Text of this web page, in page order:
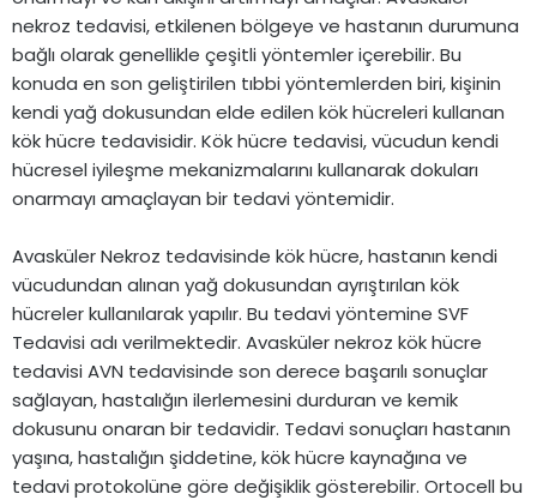
nekroz tedavisi, etkilenen bölgeye ve hastanın durumuna
bağlı olarak genellikle çeşitli yöntemler içerebilir. Bu
konuda en son geliştirilen tıbbi yöntemlerden biri, kişinin
kendi yağ dokusundan elde edilen kök hücreleri kullanan
kök hücre tedavisidir. Kök hücre tedavisi, vücudun kendi
hücresel iyileşme mekanizmalarını kullanarak dokuları
onarmayı amaçlayan bir tedavi yöntemidir.
Avasküler Nekroz tedavisinde kök hücre, hastanın kendi
vücudundan alınan yağ dokusundan ayrıştırılan kök
hücreler kullanılarak yapılır. Bu tedavi yöntemine SVF
Tedavisi adı verilmektedir. Avasküler nekroz kök hücre
tedavisi AVN tedavisinde son derece başarılı sonuçlar
sağlayan, hastalığın ilerlemesini durduran ve kemik
dokusunu onaran bir tedavidir. Tedavi sonuçları hastanın
yaşına, hastalığın şiddetine, kök hücre kaynağına ve
tedavi protokolüne göre değişiklik gösterebilir. Ortocell bu